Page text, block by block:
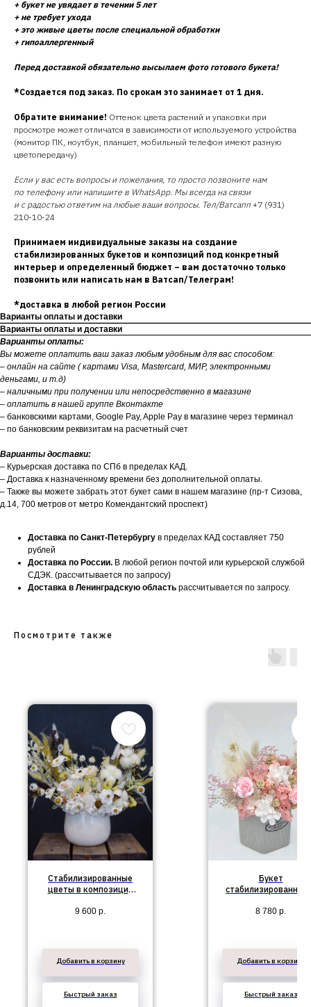
+ букет не увядает в течении 5 лет
+ не требует ухода
+ это живые цветы после специальной обработки
+ гипоаллергенный
Перед доставкой обязательно высылаем фото готового букета!
*Создается под заказ. По срокам это занимает от 1 дня.
Обратите внимание! Оттенок цвета растений и упаковки при
просмотре может отличатся в зависимости от используемого устройства
(монитор ПК, ноутбук, планшет, мобильный телефон имеют разную
цветопередачу)
Если у вас есть вопросы и пожелания, то просто позвоните нам
по телефону или напишите в WhatsApp. Мы всегда на связи
и с радостью ответим на любые ваши вопросы. Тел/Ватсапп+7 (931)
210-10-24
Принимаем индивидуальные заказы на создание
стабилизированных букетов и композиций под конкретный
интерьер и определенный бюджет – вам достаточно только
позвонить или написать нам в Ватсап/Телеграм!
*доставка в любой регион России
Варианты оплаты и доставки
Варианты оплаты и доставки
Варианты оплаты:
Вы можете оплатить ваш заказ любым удобным для вас способом:
– онлайн на сайте ( картами Visa, Mastercard, МИР, электронными
деньгами, и т.д)
– наличными при получении или непосредственно в магазине
– оплатить в нашей группе Вконтакте
– банковскими картами, Google Pay, Apple Pay в магазине через терминал
– по банковским реквизитам на расчетный счет
Варианты доставки:
– Курьерская доставка по СПб в пределах КАД.
– Доставка к назначенному времени без дополнительной оплаты.
– Также вы можете забрать этот букет сами в нашем магазине (пр-т Сизова,
д.14, 700 метров от метро Комендантский проспект)
Доставка по Санкт-Петербургу в пределах КАД составляет 750
рублей
Доставка по России. В любой регион почтой или курьерской службой
СДЭК. (рассчитывается по запросу)
Доставка в Ленинградскую область рассчитывается по запросу.
Посмотрите также
Стабилизированные
цветы в композиции
9 600 р.
Добавить в корзину
Быстрый заказ
Букет
стабилизированный
8 780 р.
Добавить в корзину
Быстрый заказ